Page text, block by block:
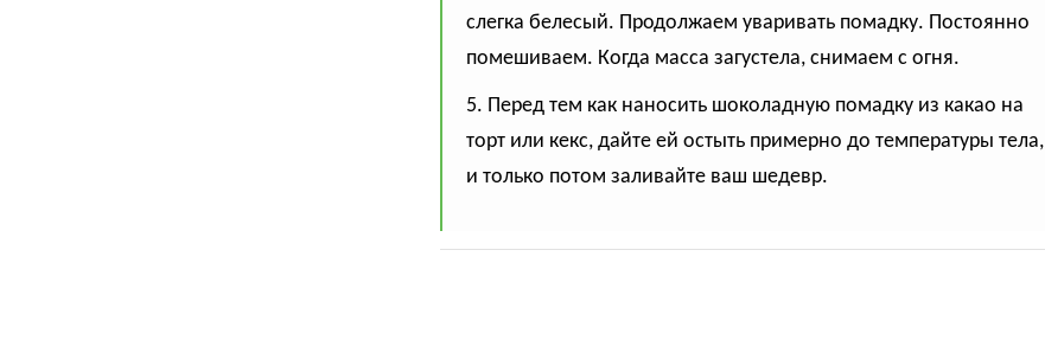
слегка белесый. Продолжаем уваривать помадку. Постоянно
помешиваем. Когда масса загустела, снимаем с огня.
5. Перед тем как наносить шоколадную помадку из какао на
торт или кекс, дайте ей остыть примерно до температуры тела,
и только потом заливайте ваш шедевр.